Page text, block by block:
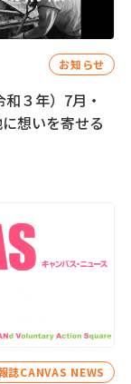
お知らせ
和３年）7月・
想いを寄せる
誌CANVAS NEWS